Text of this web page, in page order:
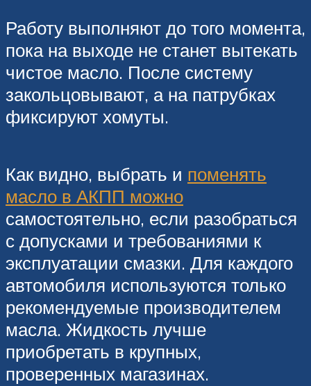
Работу выполняют до того момента,
пока на выходе не станет вытекать
чистое масло. После систему
закольцовывают, а на патрубках
фиксируют хомуты.
Как видно, выбрать и поменять
масло в АКПП можно
самостоятельно, если разобраться
с допусками и требованиями к
эксплуатации смазки. Для каждого
автомобиля используются только
рекомендуемые производителем
масла. Жидкость лучше
приобретать в крупных,
проверенных магазинах.